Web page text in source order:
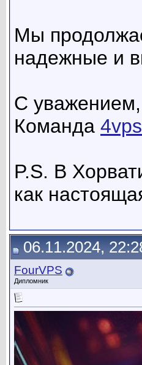
Мы
надежные и
С уважением,
Команда
P.S. В
как
06.11.2024,
FourVPS
Дипломник